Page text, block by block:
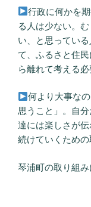
行政に何かを
る人は少ない。
い、と思ってい
て、ふるさと住
ら離れて考える必
何より大事な
思うこと」。自
達には楽しさが
続けていくための
琴浦町の取り組み